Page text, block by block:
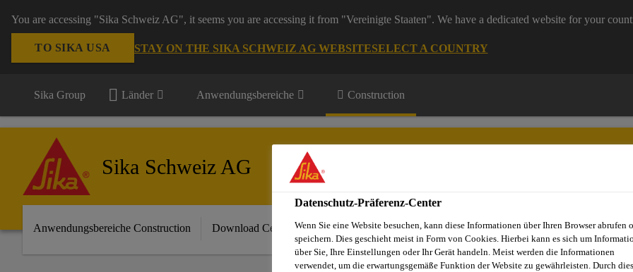
You are accessing "Sika Schweiz AG", it seems you are accessing it from "Vereinigte Staaten". We have a dedicated website for your
TO SIKA USA STAY ON THE SIKA SCHWEIZ AG WEBSITESELECT A COUNTRY
Sika Group Länder Anwendungsbereiche Construction
Sika Schweiz AG
Anwendungsbereiche Construction Download Center Projekte Dienstleistungen Referenzobjekte Sika Apps
Datenschutz-Präferenz-Center
Wenn Sie eine Website besuchen, kann diese Informationen über Ihren Browser abrufen
speichern. Dies geschieht meist in Form von Cookies. Hierbei kann es sich um
über Sie, Ihre Einstellungen oder Ihr Gerät handeln. Meist werden die Informationen
verwendet, um die erwartungsgemäße Funktion der Website zu gewährleisten. Durch